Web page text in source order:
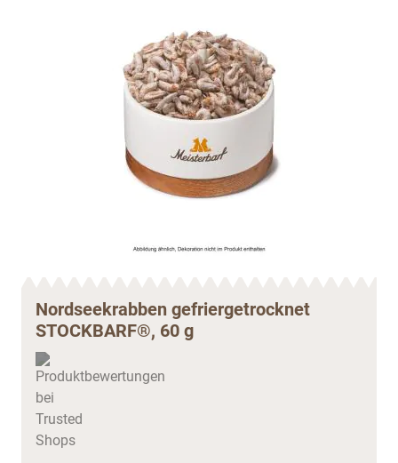
Nordseekrabben gefriergetrocknet
STOCKBARF®, 60 g